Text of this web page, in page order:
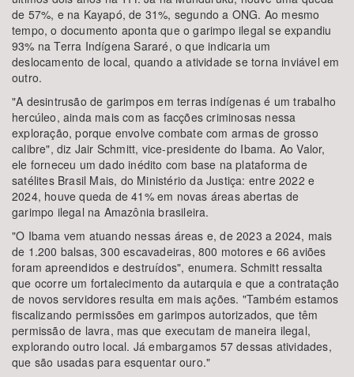
de 57%, e na Kayapó, de 31%, segundo a ONG. Ao mesmo
tempo, o documento aponta que o garimpo ilegal se expandiu
93% na Terra Indígena Sararé, o que indicaria um
deslocamento de local, quando a atividade se torna inviável em
outro.
"A desintrusão de garimpos em terras indígenas é um trabalho
hercúleo, ainda mais com as facções criminosas nessa
exploração, porque envolve combate com armas de grosso
calibre", diz Jair Schmitt, vice-presidente do Ibama. Ao Valor,
ele forneceu um dado inédito com base na plataforma de
satélites Brasil Mais, do Ministério da Justiça: entre 2022 e
2024, houve queda de 41% em novas áreas abertas de
garimpo ilegal na Amazônia brasileira.
"O Ibama vem atuando nessas áreas e, de 2023 a 2024, mais
de 1.200 balsas, 300 escavadeiras, 800 motores e 66 aviões
foram apreendidos e destruídos", enumera. Schmitt ressalta
que ocorre um fortalecimento da autarquia e que a contratação
de novos servidores resulta em mais ações. "Também estamos
fiscalizando permissões em garimpos autorizados, que têm
permissão de lavra, mas que executam de maneira ilegal,
explorando outro local. Já embargamos 57 dessas atividades,
que são usadas para esquentar ouro."